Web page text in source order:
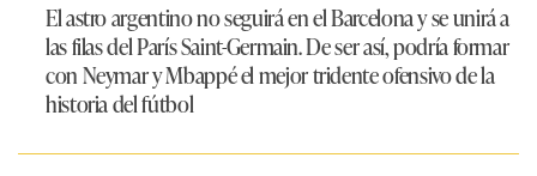
El astro argentino no seguirá en el Barcelona y se unirá a
las filas del París Saint-Germain. De ser así, podría formar
con Neymar y Mbappé el mejor tridente ofensivo de la
historia del fútbol